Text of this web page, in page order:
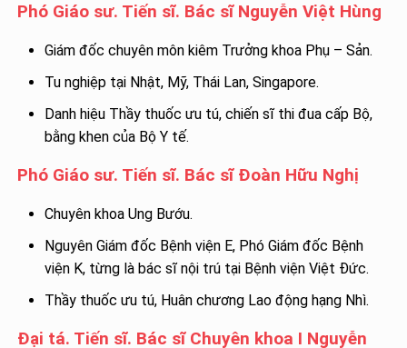
Phó Giáo sư. Tiến sĩ. Bác sĩ Nguyễn Việt Hùng
Giám đốc chuyên môn kiêm Trưởng khoa Phụ – Sản.
Tu nghiệp tại Nhật, Mỹ, Thái Lan, Singapore.
Danh hiệu Thầy thuốc ưu tú, chiến sĩ thi đua cấp Bộ,
bằng khen của Bộ Y tế.
Phó Giáo sư. Tiến sĩ. Bác sĩ Đoàn Hữu Nghị
Chuyên khoa Ung Bướu.
Nguyên Giám đốc Bệnh viện E, Phó Giám đốc Bệnh
viện K, từng là bác sĩ nội trú tại Bệnh viện Việt Đức.
Thầy thuốc ưu tú, Huân chương Lao động hạng Nhì.
Đại tá. Tiến sĩ. Bác sĩ Chuyên khoa I Nguyễn